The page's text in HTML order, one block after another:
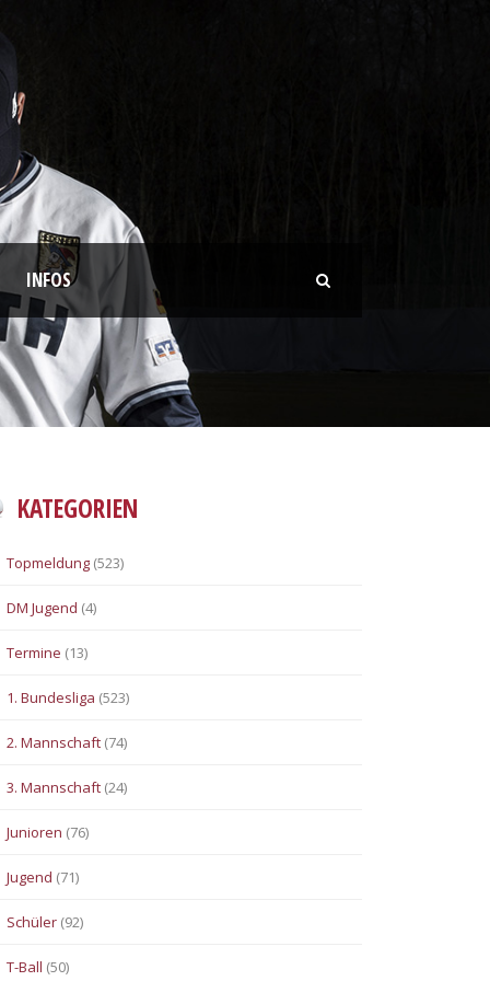
INFOS
KATEGORIEN
Topmeldung (523)
DM Jugend (4)
Termine (13)
1. Bundesliga (523)
2. Mannschaft (74)
3. Mannschaft (24)
Junioren (76)
Jugend (71)
Schüler (92)
T-Ball (50)